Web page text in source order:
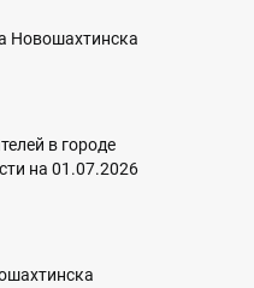
Новошахтинска
в городе
на 01.07.2026